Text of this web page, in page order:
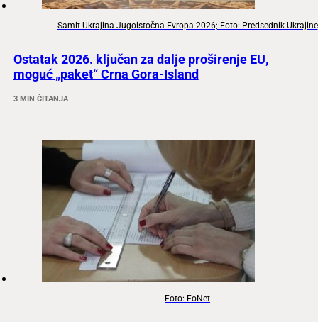
Samit Ukrajina-Jugoistočna Evropa 2026; Foto: Predsednik Ukrajine
Ostatak 2026. ključan za dalje proširenje EU,
moguć „paket“ Crna Gora-Island
3 MIN ČITANJA
Foto: FoNet